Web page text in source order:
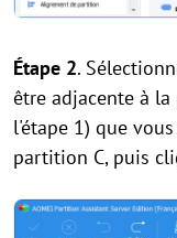
Étape 2.
être adjacente à
l'étape 1) que
partition C, puis